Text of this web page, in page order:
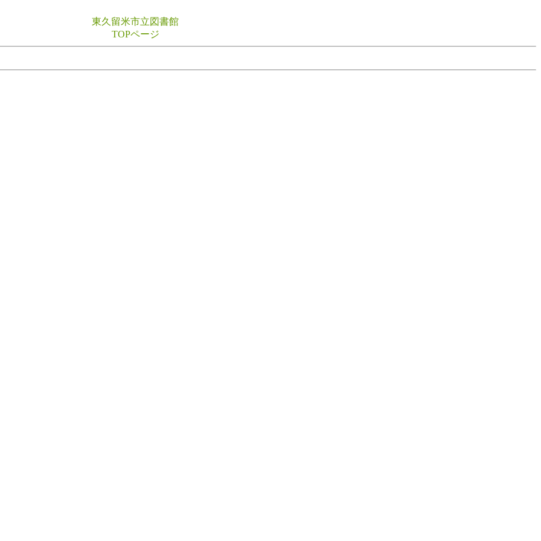
東久留米市立図書館
TOPページ